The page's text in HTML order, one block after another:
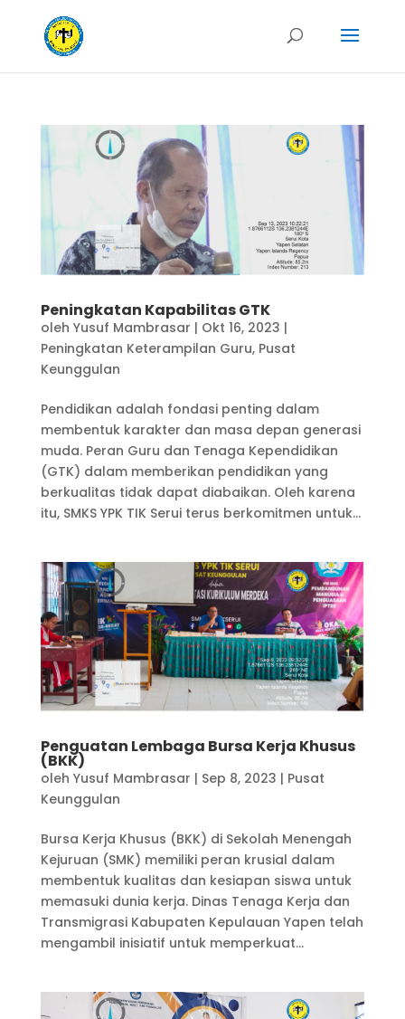
Peningkatan Kapabilitas GTK
oleh Yusuf Mambrasar | Okt 16, 2023 |
Peningkatan Keterampilan Guru, Pusat
Keunggulan
Pendidikan adalah fondasi penting dalam
membentuk karakter dan masa depan generasi
muda. Peran Guru dan Tenaga Kependidikan
(GTK) dalam memberikan pendidikan yang
berkualitas tidak dapat diabaikan. Oleh karena
itu, SMKS YPK TIK Serui terus berkomitmen untuk...
Penguatan Lembaga Bursa Kerja Khusus
(BKK)
oleh Yusuf Mambrasar | Sep 8, 2023 | Pusat
Keunggulan
Bursa Kerja Khusus (BKK) di Sekolah Menengah
Kejuruan (SMK) memiliki peran krusial dalam
membentuk kualitas dan kesiapan siswa untuk
memasuki dunia kerja. Dinas Tenaga Kerja dan
Transmigrasi Kabupaten Kepulauan Yapen telah
mengambil inisiatif untuk memperkuat...